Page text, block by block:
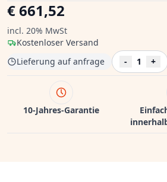
€ 661,52
incl. 20% MwSt
Kostenloser Versand
Lieferung auf anfrage
- 1 +
10-Jahres-Garantie